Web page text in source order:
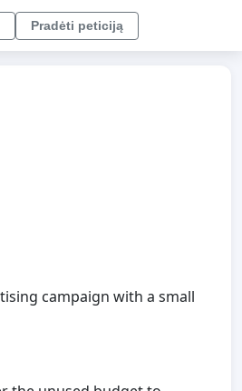
Pradėti peticiją
campaign with a small